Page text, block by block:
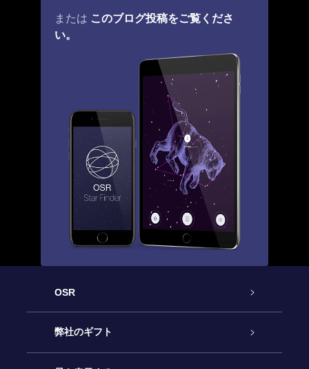
または このブログ投稿をご覧くださ
い。
OSR
カスタマーサービス
弊社のギフト